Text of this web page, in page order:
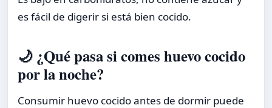
es fácil de digerir si está bien cocido.
🌙 ¿Qué pasa si comes huevo cocido
por la noche?
Consumir huevo cocido antes de dormir puede